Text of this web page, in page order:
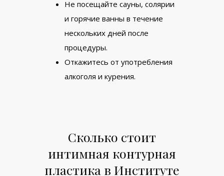
Не посещайте сауны, солярии
и горячие ванны в течение
нескольких дней после
процедуры.
Откажитесь от употребления
алкоголя и курения.
Сколько стоит
интимная контурная
пластика в Институте